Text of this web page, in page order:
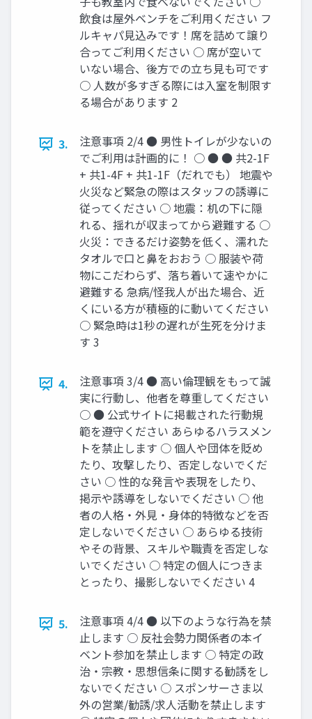
飲食は屋外ベンチをご利用ください フ
ルキャパ見込みです！席を詰めて譲り
合ってご利用ください ○ 席が空いて
いない場合、後方での立ち見も可です
○ 人数が多すぎる際には入室を制限す
る場合があります 2
3.
注意事項 2/4 ● 男性トイレが少ないの
でご利用は計画的に！ ○ ● ● 共2-1F
+ 共1-4F + 共1-1F（だれでも） 地震や
火災など緊急の際はスタッフの誘導に
従ってください ○ 地震：机の下に隠
れる、揺れが収まってから避難する ○
火災：できるだけ姿勢を低く、濡れた
タオルで口と鼻をおおう ○ 服装や荷
物にこだわらず、落ち着いて速やかに
避難する 急病/怪我人が出た場合、近
くにいる方が積極的に動いてください
○ 緊急時は1秒の遅れが生死を分けま
す 3
4.
注意事項 3/4 ● 高い倫理観をもって誠
実に行動し、他者を尊重してください
○ ● 公式サイトに掲載された行動規
範を遵守ください あらゆるハラスメン
トを禁止します ○ 個人や団体を貶め
たり、攻撃したり、否定しないでくだ
さい ○ 性的な発言や表現をしたり、
掲示や誘導をしないでください ○ 他
者の人格・外見・身体的特徴などを否
定しないでください ○ あらゆる技術
やその背景、スキルや職責を否定しな
いでください ○ 特定の個人につきま
とったり、撮影しないでください 4
5.
注意事項 4/4 ● 以下のような行為を禁
止します ○ 反社会勢力関係者の本イ
ベント参加を禁止します ○ 特定の政
治・宗教・思想信条に関する勧誘をし
ないでください ○ スポンサーさま以
外の営業/勧誘/求人活動を禁止します